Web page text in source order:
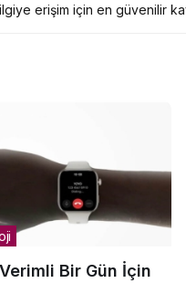
erişim için en güvenilir
Bir Gün İçin